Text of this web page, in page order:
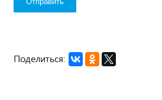
Поделиться: